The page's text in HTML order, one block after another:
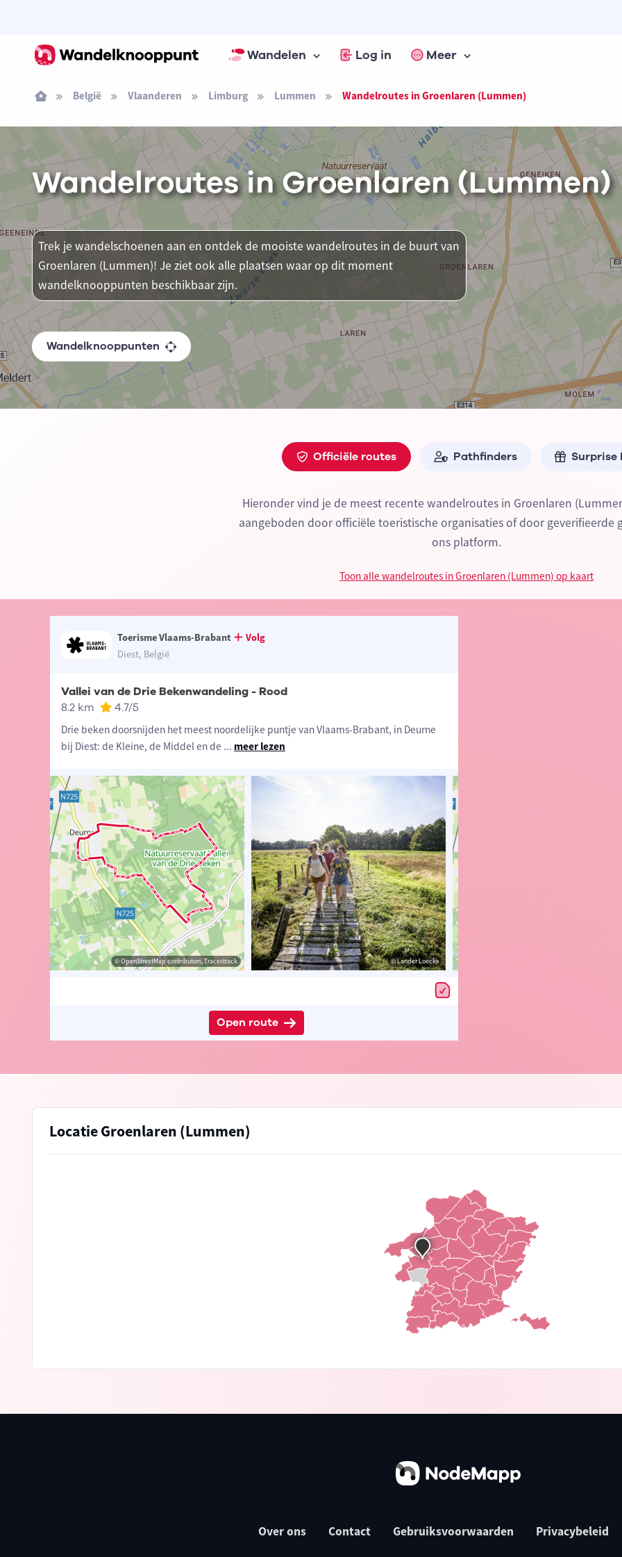
Wandelen Log in Meer
België Vlaanderen Limburg Lummen Wandelroutes in Groenlaren (Lummen)
Wandelroutes in Groenlaren (Lummen)
Trek je wandelschoenen aan en ontdek de mooiste wandelroutes in de buurt van
Groenlaren (Lummen)! Je ziet ook alle plaatsen waar op dit moment
wandelknooppunten beschikbaar zijn.
Wandelknooppunten
Officiële routes Pathfinders Surprise
Hieronder vind je de meest recente wandelroutes in Groenlaren
aangeboden door officiële toeristische organisaties of door geverifieerde
ons platform.
Toon alle wandelroutes in Groenlaren (Lummen) op kaart
Toerisme Vlaams-Brabant
Volg
Diest, België
Vallei van de Drie Bekenwandeling - Rood
8.2 km 4.7/5
Drie beken doorsnijden het meest noordelijke puntje van Vlaams-Brabant, in Deurne
bij Diest: de Kleine, de Middel en de ... meer lezen
© OpenStreetMap contributors, Tracestrack © Lander Loeckx
Open route
Locatie Groenlaren (Lummen)
Over ons Contact Gebruiksvoorwaarden Privacybeleid